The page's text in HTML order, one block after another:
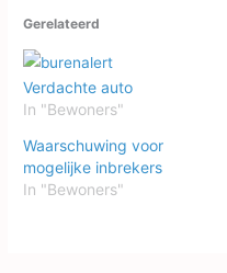
Gerelateerd
Verdachte auto
In "Bewoners"
Waarschuwing voor
mogelijke inbrekers
In "Bewoners"